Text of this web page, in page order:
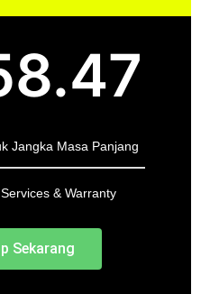
Jangka Masa Panjang
& Warranty
Sekarang